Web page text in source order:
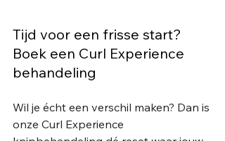
Tijd voor een frisse start?
Boek een Curl Experience
behandeling
Wil je écht een verschil maken? Dan is
onze Curl Experience